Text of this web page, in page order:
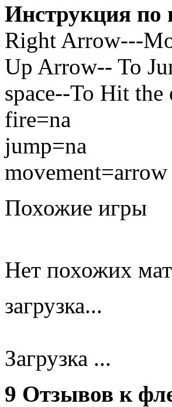
Инструкция по
Right Arrow---
Up Arrow-- To
space--To Hit the
fire=na
jump=na
movement=arrow
Похожие игры
Нет похожих
загрузка...
Загрузка ...
9 Отзывов к